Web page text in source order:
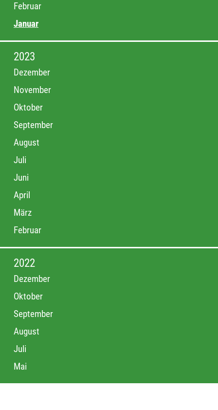
Februar
Januar
2023
Dezember
November
Oktober
September
August
Juli
Juni
April
März
Februar
2022
Dezember
Oktober
September
August
Juli
Mai